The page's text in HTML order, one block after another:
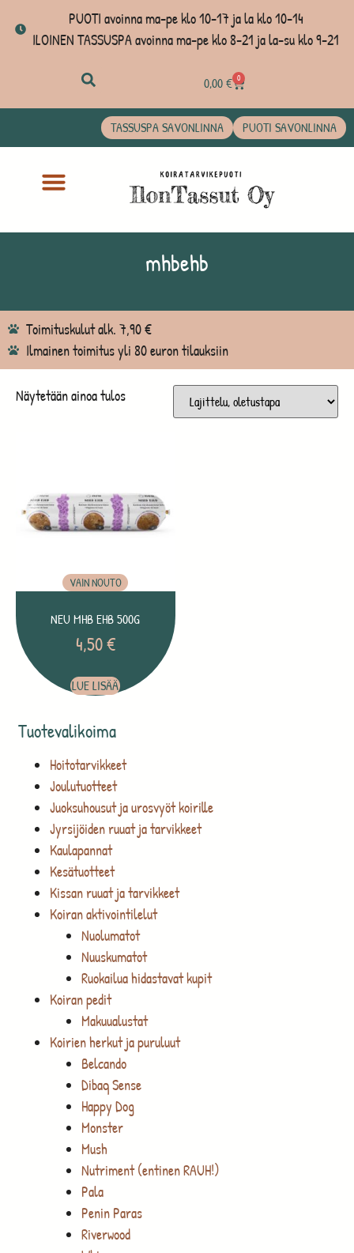
PUOTI avoinna ma-pe klo 10-17 ja la klo 10-14
ILOINEN TASSUSPA avoinna ma-pe klo 8-21 ja la-su klo 9-21
0,00€ 0
TASSUSPA SAVONLINNA PUOTI SAVONLINNA
mhbehb
Toimituskulut alk. 7,90 €
Ilmainen toimitus yli 80 euron tilauksiin
Tuotevalikoima
Hoitotarvikkeet
Joulutuotteet
Juoksuhousut ja urosvyöt koirille
Jyrsijöiden ruuat ja tarvikkeet
Kaulapannat
Kesätuotteet
Kissan ruuat ja tarvikkeet
Koiran aktivointilelut
Nuolumatot
Nuuskumatot
Ruokailua hidastavat kupit
Koiran pedit
Makuualustat
Koirien herkut ja puruluut
Belcando
Dibaq Sense
Happy Dog
Monster
Mush
Nutriment (entinen RAUH!)
Pala
Penin Paras
Riverwood
Näytetään ainoa tulos
VAIN NOUTO
NEU MHB EHB 500G
4,50€
LUE LISÄÄ